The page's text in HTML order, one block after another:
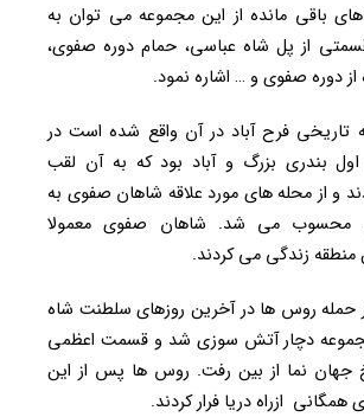
باقی مانده از این مجموعه می توان به
از پل شاه عباسی، حمام دوره صفوی،
دوره صفوی و … اشاره نمود.
فرح آباد در آن واقع شده است در
بندری بزرگ و آباد بود که به آن لقب
و از محله های مورد علاقه شاهان صفوی به
محسوب می شد. شاهان صفوی معمولا
منطقه زندگی می کردند.
حمله روس ها در آخرین روزهای سلطنت شاه
دچار آتش سوزی شد و قسمت اعظمی
جهان نما از بین رفت. روس ها پس از این
ازراه دریا فرار کردند.